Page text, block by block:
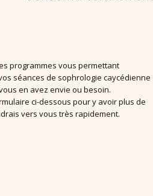
programmes vous permettant
séances de sophrologie caycédienne
en avez envie ou besoin.
ci-dessous pour y avoir plus de
vers vous très rapidement.